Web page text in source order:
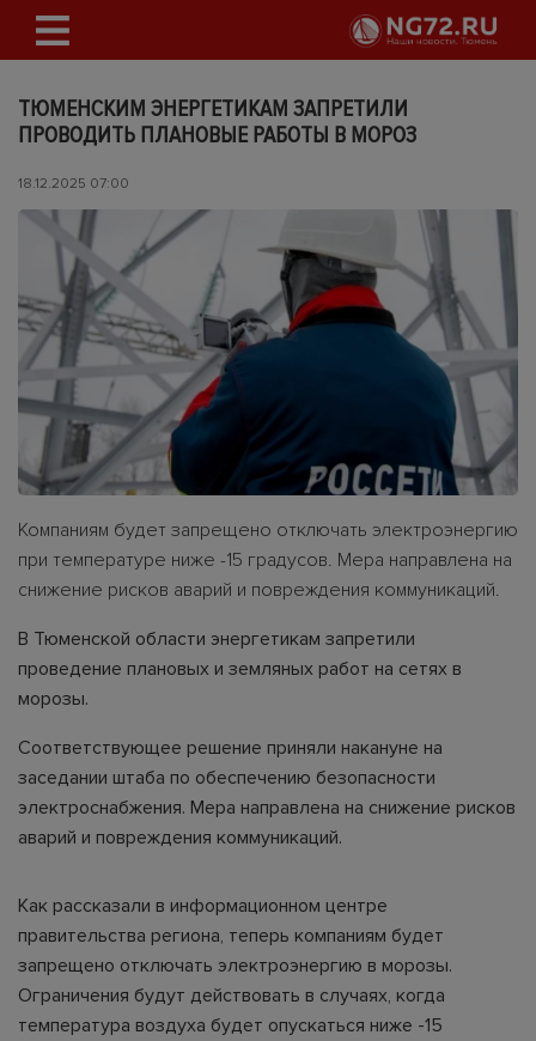
ТЮМЕНСКИМ ЭНЕРГЕТИКАМ ЗАПРЕТИЛИ
ПРОВОДИТЬ ПЛАНОВЫЕ РАБОТЫ В МОРОЗ
18.12.2025 07:00
Компаниям будет запрещено отключать электроэнергию
при температуре ниже -15 градусов. Мера направлена на
снижение рисков аварий и повреждения коммуникаций.
В Тюменской области энергетикам запретили
проведение плановых и земляных работ на сетях в
морозы.
Соответствующее решение приняли накануне на
заседании штаба по обеспечению безопасности
электроснабжения. Мера направлена на снижение рисков
аварий и повреждения коммуникаций.
Как рассказали в информационном центре
правительства региона, теперь компаниям будет
запрещено отключать электроэнергию в морозы.
Ограничения будут действовать в случаях, когда
температура воздуха будет опускаться ниже -15